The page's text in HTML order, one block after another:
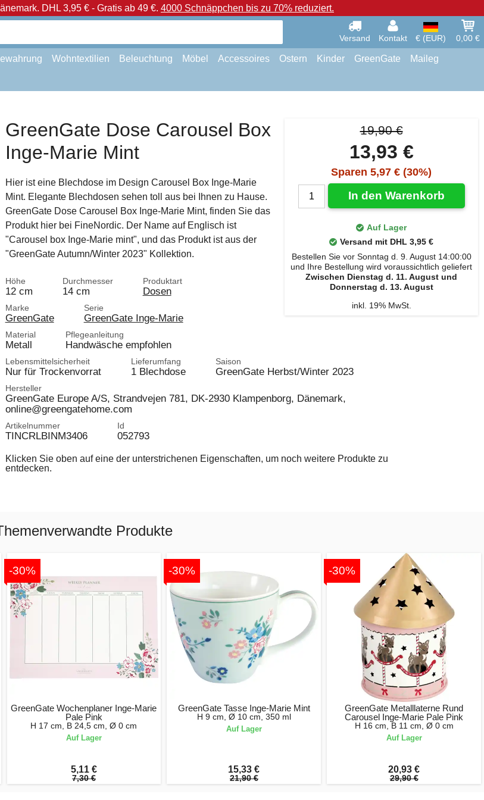
DHL 3,95 € - Gratis ab 49 €. 4000 Schnäppchen bis zu 70% reduziert.
Versand Kontakt € (EUR) 0,00 €
Wohntextilien Beleuchtung Möbel Accessoires Ostern Kinder GreenGate Maileg
19,90 €
13,93 €
Sparen 5,97 € (30%)
In den Warenkorb
Auf Lager
Versand mit DHL 3,95 €
Bestellen Sie vor Sonntag d. 9. August 14:00:00
und Ihre Bestellung wird voraussichtlich geliefert
Zwischen Dienstag d. 11. August und
Donnerstag d. 13. August
inkl. 19% MwSt.
GreenGate Dose Carousel Box
Inge-Marie Mint
Hier ist eine Blechdose im Design Carousel Box Inge-Marie
Mint. Elegante Blechdosen sehen toll aus bei Ihnen zu Hause.
GreenGate Dose Carousel Box Inge-Marie Mint, finden Sie das
Produkt hier bei FineNordic. Der Name auf Englisch ist
"Carousel box Inge-Marie mint", und das Produkt ist aus der
"GreenGate Autumn/Winter 2023" Kollektion.
Höhe
12 cm
Durchmesser
14 cm
Produktart
Dosen
Marke
GreenGate
Serie
GreenGate Inge-Marie
Material
Metall
Pflegeanleitung
Handwäsche empfohlen
Lebensmittelsicherheit
Nur für Trockenvorrat
Lieferumfang
1 Blechdose
Saison
GreenGate Herbst/Winter 2023
Hersteller
GreenGate Europe A/S, Strandvejen 781, DK-2930 Klampenborg, Dänemark,
online@greengatehome.com
Artikelnummer
TINCRLBINM3406
Id
052793
Klicken Sie oben auf eine der unterstrichenen Eigenschaften, um noch weitere Produkte zu
entdecken.
Produkte
-30%
GreenGate Wochenplaner Inge-Marie
Pale Pink
H 17 cm, B 24,5 cm, Ø 0 cm
Auf Lager
5,11 €
7,30 €
-30%
GreenGate Tasse Inge-Marie Mint
H 9 cm, Ø 10 cm, 350 ml
Auf Lager
15,33 €
21,90 €
-30%
GreenGate Metalllaterne Rund
Carousel Inge-Marie Pale Pink
H 16 cm, B 11 cm, Ø 0 cm
Auf Lager
20,93 €
29,90 €